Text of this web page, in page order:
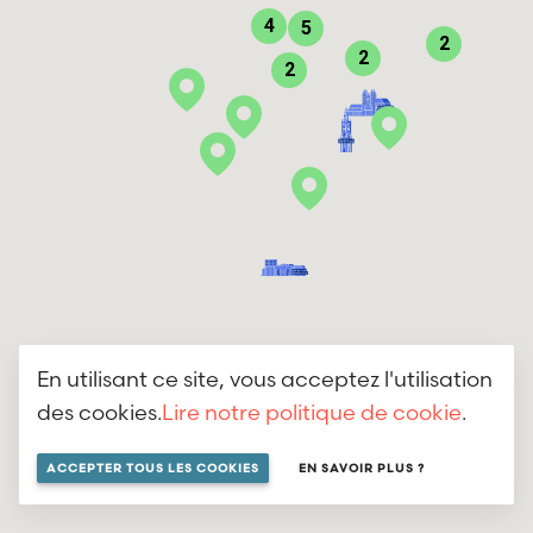
5
4
2
2
2
En utilisant ce site, vous acceptez l'utilisation
des cookies.Lire notre politique de cookie.
ACCEPTER TOUS LES COOKIES EN SAVOIR PLUS ?